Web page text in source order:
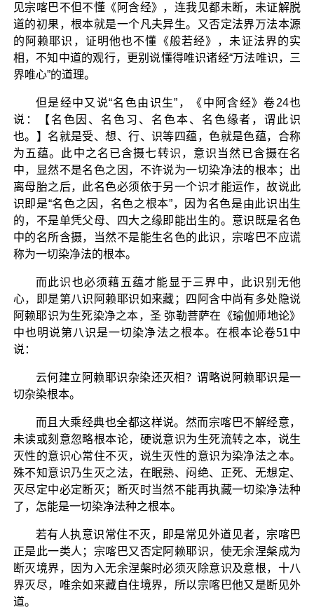
见宗喀巴不但不懂《阿含经》，连我见都未断，未证解脱
道的初果，根本就是一个凡夫异生。又否定法界万法本源
的阿赖耶识，证明他也不懂《般若经》，未证法界的实
相，不知中道的观行，更别说懂得唯识诸经“万法唯识，三
界唯心”的道理。
但是经中又说“名色由识生”，《中阿含经》卷24也
说：【名色因、名色习、名色本、名色缘者，谓此识
也。】名就是受、想、行、识等四蕴，色就是色蕴，合称
为五蕴。此中之名已含摄七转识，意识当然已含摄在名
中，显然不是名色之因，不许说为一切染净法的根本；出
离母胎之后，此名色必须依于另一个识才能运作，故说此
识即是“名色之因，名色之根本”，因为名色是由此识出生
的，不是单凭父母、四大之缘即能出生的。意识既是名色
中的名所含摄，当然不是能生名色的此识，宗喀巴不应谎
称为一切染净法的根本。
而此识也必须藉五蕴才能显于三界中，此识别无他
心，即是第八识阿赖耶识如来藏；四阿含中尚有多处隐说
阿赖耶识为生死染净之本，圣 弥勒菩萨在《瑜伽师地论》
中也明说第八识是一切染净法之根本。在根本论卷51中
说：
云何建立阿赖耶识杂染还灭相？谓略说阿赖耶识是一
切杂染根本。
而且大乘经典也全都这样说。然而宗喀巴不解经意，
未读或刻意忽略根本论，硬说意识为生死流转之本，说生
灭性的意识心常住不灭，说生灭性的意识为染净法之本。
殊不知意识乃生灭之法，在眠熟、闷绝、正死、无想定、
灭尽定中必定断灭；断灭时当然不能再执藏一切染净法种
了，怎能是一切染净法种之根本。
若有人执意识常住不灭，即是常见外道见者，宗喀巴
正是此一类人；宗喀巴又否定阿赖耶识，使无余涅槃成为
断灭境界，因为入无余涅槃时必须灭除意识及意根，十八
界灭尽，唯余如来藏自住境界，所以宗喀巴他又是断见外
道。